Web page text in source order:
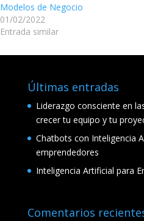
Modelos de Negocio
01/02/2022
Entrada similar
Últimas entradas
Liderazgo consciente en
crecer tu equipo y tu
Chatbots con Inteligencia
emprendedores
Inteligencia Artificial para
Comentarios